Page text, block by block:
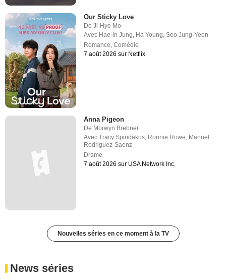
Our Sticky Love
DeJi-Hye Mo
Avec Hae-in Jung Ha Young ,Seo Jung-Yeon
Romance ,Comédie
7 août 2026 sur Netflix
Anna Pigeon
De Morwyn Brebner
AvecTracy Spiridakos, Ronnie Rowe, Manuel
Rodriguez-Saenz
Drame
7 août 2026 sur USA Network Inc.
Nouvelles séries en ce moment à la TV
News séries